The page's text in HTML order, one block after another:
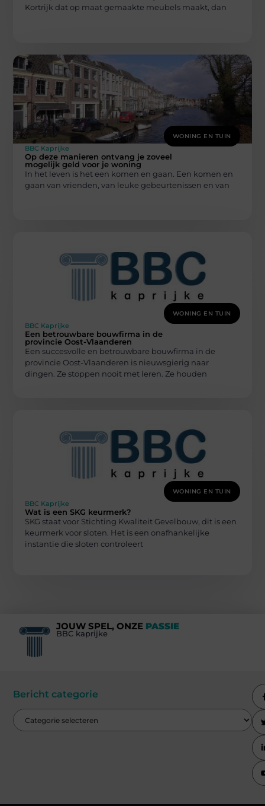
Kortrijk dat op maat gemaakte meubels maakt, dan
WONING EN TUIN
BBC Kaprijke
Op deze manieren ontvang je zoveel
mogelijk geld voor je woning
In het leven is het een komen en gaan. Een komen en
gaan van vrienden, van leuke gebeurtenissen en van
WONING EN TUIN
BBC Kaprijke
Een betrouwbare bouwfirma in de
provincie Oost-Vlaanderen
Een succesvolle en betrouwbare bouwfirma in de
provincie Oost-Vlaanderen is nieuwsgierig naar
dingen. Ze stoppen nooit met leren. Ze houden
WONING EN TUIN
BBC Kaprijke
Wat is een SKG keurmerk?
SKG staat voor Stichting Kwaliteit Gevelbouw, dit is een
keurmerk voor sloten. Het is een onafhankelijke
instantie die sloten controleert
JOUW SPEL, ONZE PASSIE
BBC kaprijke
Bericht categorie